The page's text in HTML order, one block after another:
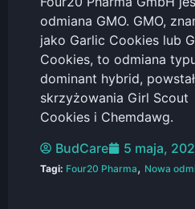
odmiana GMO. GMO,
jako Garlic Cookies lub
Cookies, to odmiana
dominant hybrid,
skrzyżowania Girl Scout
Cookies i Chemdawg.
BudCare
5 maja,
Tagi: Four20 Pharma, Nowa